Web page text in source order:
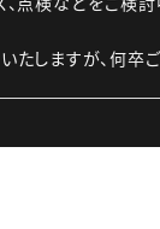
点検などをご検
たしますが、何卒